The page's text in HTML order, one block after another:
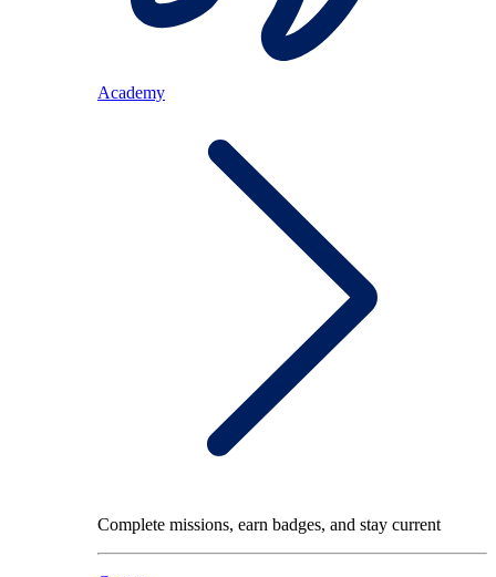
Academy
Complete missions, earn badges, and stay current